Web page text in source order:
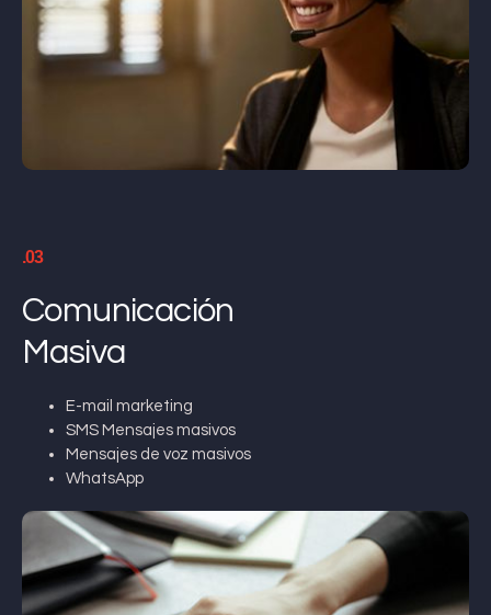
.03
Comunicación
Masiva
E-mail marketing
SMS Mensajes masivos
Mensajes de voz masivos
WhatsApp